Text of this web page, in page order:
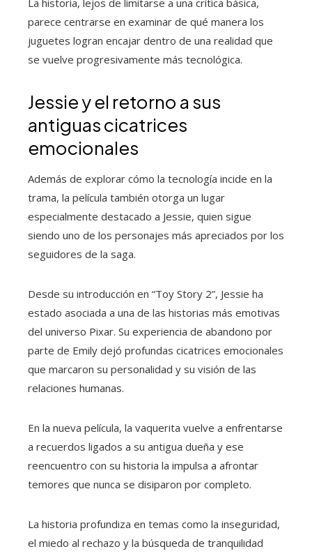
La historia, lejos de limitarse a una crítica básica,
parece centrarse en examinar de qué manera los
juguetes logran encajar dentro de una realidad que
se vuelve progresivamente más tecnológica.
Jessie y el retorno a sus
antiguas cicatrices
emocionales
Además de explorar cómo la tecnología incide en la
trama, la película también otorga un lugar
especialmente destacado a Jessie, quien sigue
siendo uno de los personajes más apreciados por los
seguidores de la saga.
Desde su introducción en “Toy Story 2”, Jessie ha
estado asociada a una de las historias más emotivas
del universo Pixar. Su experiencia de abandono por
parte de Emily dejó profundas cicatrices emocionales
que marcaron su personalidad y su visión de las
relaciones humanas.
En la nueva película, la vaquerita vuelve a enfrentarse
a recuerdos ligados a su antigua dueña y ese
reencuentro con su historia la impulsa a afrontar
temores que nunca se disiparon por completo.
La historia profundiza en temas como la inseguridad,
el miedo al rechazo y la búsqueda de tranquilidad